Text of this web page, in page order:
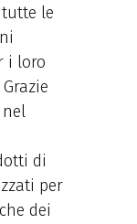
le
i loro
di
per
dei